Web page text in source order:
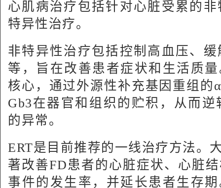
心肌病治疗包括针对心脏受累的
特异性治疗。
非特异性治疗包括控制高血压、
等，旨在改善患者症状和生活质
核心，通过外源性补充基因重组的
Gb3在器官和组织的贮积，从而
的异常。
ERT是目前推荐的一线治疗方法。
著改善FD患者的心脏症状、心脏
事件的发生率，并延长患者生存